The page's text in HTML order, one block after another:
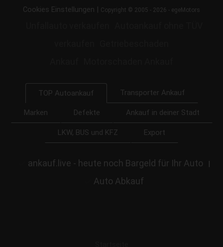
Cookies Einstellungen | Copyright © 2005 - 2026 - egeMotors
TOP Autoankauf Transporter Ankauf
Marken Defekte Ankauf in deiner Stadt
LKW, BUS und KFZ Export
ankauf.live - heute noch Bargeld für Ihr Auto |
Auto Abkauf